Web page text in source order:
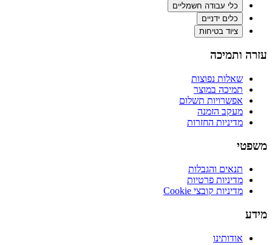
כלי עבודה חשמליים
כלים ידניים
ציוד בטיחות
עזרה ותמיכה
שאלות נפוצות
תמיכה במוצר
אפשרויות תשלום
מעקב הזמנה
מדיניות החזרות
משפטי
תנאים והגבלות
מדיניות פרטיות
מדיניות קובצי Cookie
מידע
אודותינו